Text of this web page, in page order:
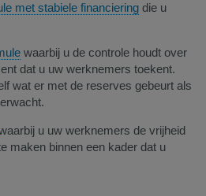
met stabiele financie​ring ​ die u
waarbij u de controle houdt over
dat u uw werknemers toekent.
wat er met de reserves gebeurt als
u uw werknemers de vrijheid
maken binnen een kader dat u